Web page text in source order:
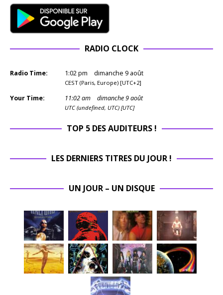
RADIO CLOCK
Radio Time: 1:02pm dimanche 9 août
CEST (Paris, Europe) [UTC+2]
Your Time: 11:02am dimanche 9 août
UTC (undefined, UTC) [UTC]
TOP 5 DES AUDITEURS !
LES DERNIERS TITRES DU JOUR !
UN JOUR – UN DISQUE